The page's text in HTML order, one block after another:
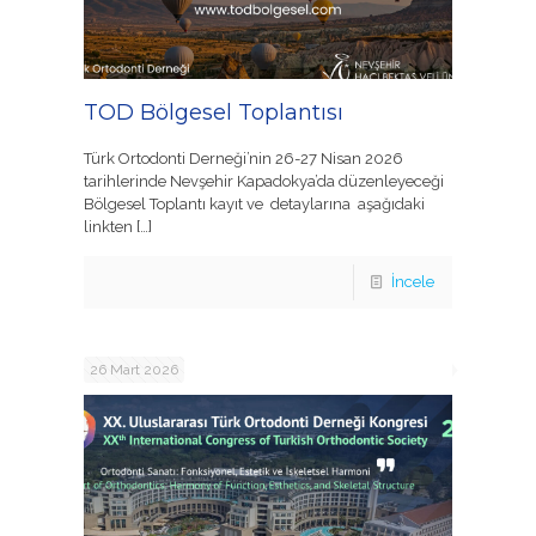
TOD Bölgesel Toplantısı
Türk Ortodonti Derneği’nin 26-27 Nisan 2026
tarihlerinde Nevşehir Kapadokya’da düzenleyeceği
Bölgesel Toplantı kayıt ve detaylarına aşağıdaki
linkten […]
İncele
26 Mart 2026